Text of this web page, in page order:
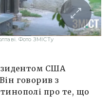
Фото ЗМІСТу
США
говорив з
про те, що